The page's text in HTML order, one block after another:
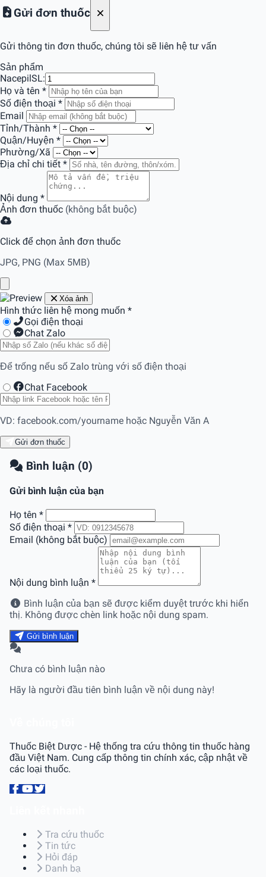
Gửi đơn thuốc
Gửi thông tin đơn thuốc, chúng tôi sẽ liên hệ tư vấn
Sản phẩm
NacepilSL:
Họ và tên *
Số điện thoại *
Email
Tỉnh/Thành *
Quận/Huyện *
Phường/Xã
Địa chỉ chi tiết *
Nội dung *
Ảnh đơn thuốc (không bắt buộc)
Click để chọn ảnh đơn thuốc
JPG, PNG (Max 5MB)
Xóa ảnh
Hình thức liên hệ mong muốn *
Gọi điện thoại
Chat Zalo
Để trống nếu số Zalo trùng với số điện thoại
Chat Facebook
VD: facebook.com/yourname hoặc Nguyễn Văn A
Gửi đơn thuốc
Bình luận (0)
Gửi bình luận của bạn
Họ tên *
Số điện thoại *
Email (không bắt buộc)
Nội dung bình luận *
Bình luận của bạn sẽ được kiểm duyệt trước khi hiển
thị. Không được chèn link hoặc nội dung spam.
Gửi bình luận
Chưa có bình luận nào
Hãy là người đầu tiên bình luận về nội dung này!
Thuốc Biệt Dược - Hệ thống tra cứu thông tin thuốc hàng
đầu Việt Nam. Cung cấp thông tin chính xác, cập nhật về
các loại thuốc.
Tra cứu thuốc
Tin tức
Hỏi đáp
Danh bạ